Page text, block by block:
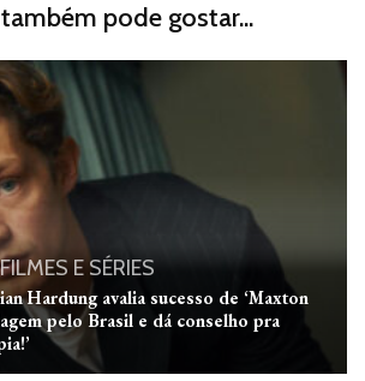
pode gostar...
FILMES E SÉRIES
Hardung avalia sucesso de ‘Maxton
pelo Brasil e dá conselho pra